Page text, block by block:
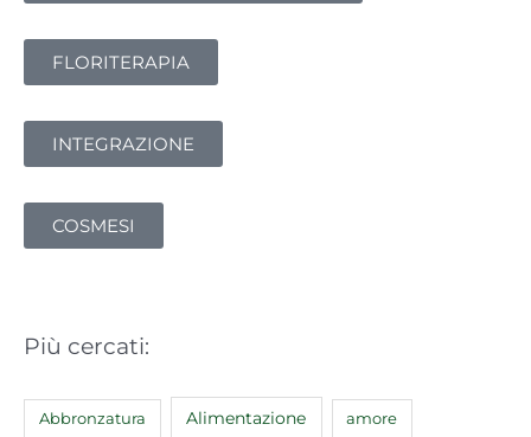
FLORITERAPIA
INTEGRAZIONE
COSMESI
Più cercati:
Abbronzatura Alimentazione amore